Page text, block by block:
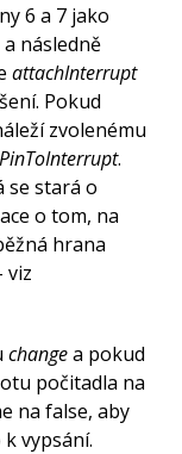
6 a 7 jako
následně
attachInterrupt
Pokud
zvolenému
.
se stará o
o tom, na
hrana
viz
changea pokud
počitadla na
na false, aby
vypsání.